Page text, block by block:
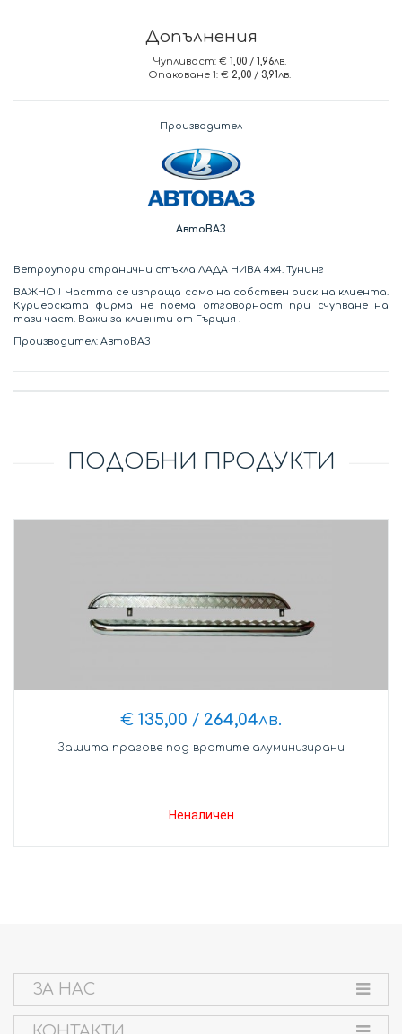
Допълнения
Чупливост: € 1,00/ 1,96лв.
Опаковане 1: € 2,00/ 3,91лв.
Производител
АвтоВАЗ
Ветроупори странични стъкла ЛАДА НИВА 4х4. Тунинг
ВАЖНО ! Частта се изпраща само на собствен риск на клиента.
Куриерската фирма не поема отговорност при счупване на
тази част. Важи за клиенти от Гърция .
Производител: АвтоВАЗ
ПОДОБНИ ПРОДУКТИ
€ 135,00 / 264,04лв.
Защита прагове под вратите алуминизирани
Неналичен
ЗА НАС